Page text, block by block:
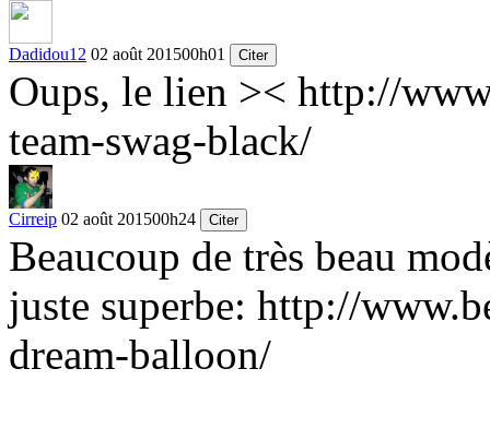
Dadidou12 02 août 201500h01 Citer
Oups, le lien >< http://
team-swag-black/
Cirreip 02 août 201500h24 Citer
Beaucoup de très beau
juste superbe: http://
dream-balloon/